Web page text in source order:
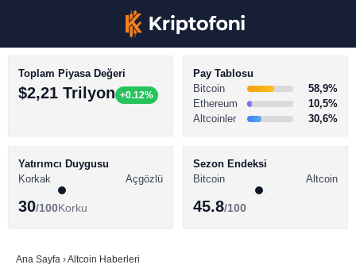
BİTCOİN HABERLERİ
ALTCOİN HABERLERİ
SÖZLÜK
Toplam Piyasa Değeri
$2,21 Trilyon +0.12%
Pay Tablosu
Bitcoin
58,9%
Ethereum
10,5%
Altcoinler
30,6%
Yatırımcı Duygusu
Korkak
Açgözlü
30/100Korku
Sezon Endeksi
Bitcoin
Altcoin
45.8/100
Ana Sayfa ›Altcoin Haberleri